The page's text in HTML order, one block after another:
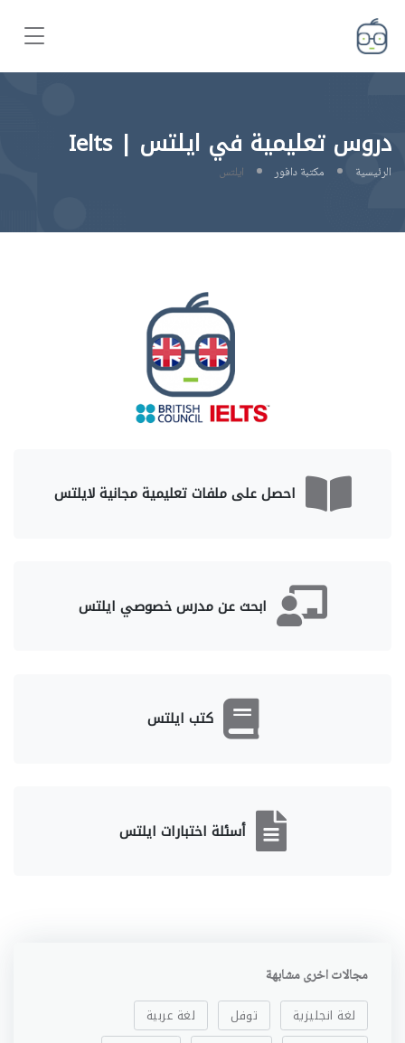
دروس تعليمية في ايلتس | Ielts
الرئيسية مكتبة دافور ايلتس
احصل على ملفات تعليمية مجانية لايلتس
ابحث عن مدرس خصوصي ايلتس
كتب ايلتس
أسئلة اختبارات ايلتس
مجالات اخرى مشابهة
لغة انجليزية توفل
لغة عربية